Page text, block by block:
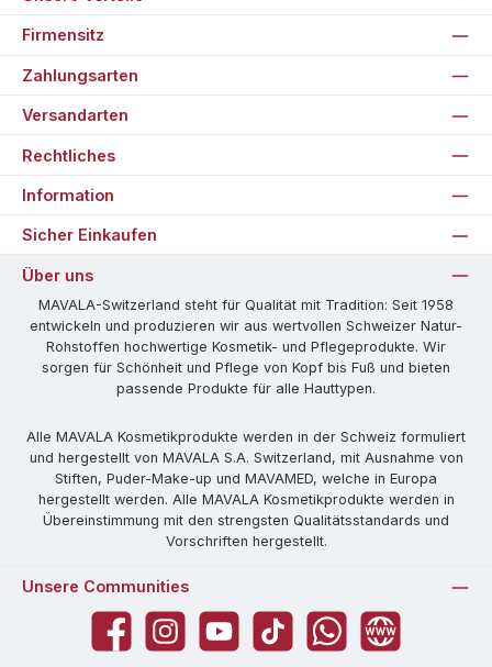
Rechtliches
Information
Firmensitz
Zahlungsarten
Versandarten
Sicher Einkaufen
Über uns
MAVALA-Switzerland steht für Qualität mit Tradition: Seit 1958
entwickeln und produzieren wir aus wertvollen Schweizer Natur-
Rohstoffen hochwertige Kosmetik- und Pflegeprodukte. Wir
sorgen für Schönheit und Pflege von Kopf bis Fuß und bieten
passende Produkte für alle Hauttypen.
Alle MAVALA Kosmetikprodukte werden in der Schweiz formuliert
und hergestellt von MAVALA S.A. Switzerland, mit Ausnahme von
Stiften, Puder-Make-up und MAVAMED, welche in Europa
hergestellt werden. Alle MAVALA Kosmetikprodukte werden in
Übereinstimmung mit den strengsten Qualitätsstandards und
Vorschriften hergestellt.
Unsere Communities
FacebookInstagramYouTube TikTok WhatsAppWebsite